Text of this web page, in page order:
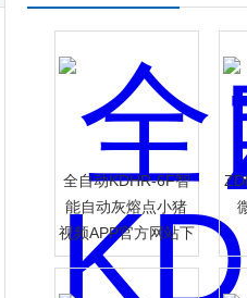
全自动KDHR-6F智
能自动灰熔点小猪
视频APP官方网站下
载罗志祥